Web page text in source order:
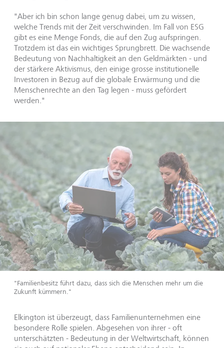
"Aber ich bin schon lange genug dabei, um zu wissen,
welche Trends mit der Zeit verschwinden. Im Fall von ESG
gibt es eine Menge Fonds, die auf den Zug aufspringen.
Trotzdem ist das ein wichtiges Sprungbrett. Die wachsende
Bedeutung von Nachhaltigkeit an den Geldmärkten - und
der stärkere Aktivismus, den einige grosse institutionelle
Investoren in Bezug auf die globale Erwärmung und die
Menschenrechte an den Tag legen - muss gefördert
werden."
"Familienbesitz führt dazu, dass sich die Menschen mehr um die
Zukunft kümmern."
Elkington ist überzeugt, dass Familienunternehmen eine
besondere Rolle spielen. Abgesehen von ihrer - oft
unterschätzten - Bedeutung in der Weltwirtschaft, können